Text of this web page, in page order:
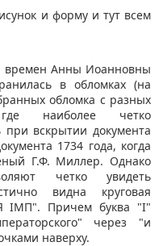
и форму и тут всем
времен Анны Иоанновны
в обломках (на
обломка с разных
наиболее четко
при вскрытии документа
1734 года, когда
Г.Ф. Миллер. Однако
четко увидеть
видна круговая
IМП". Причем буква "I"
через "и
наверху.